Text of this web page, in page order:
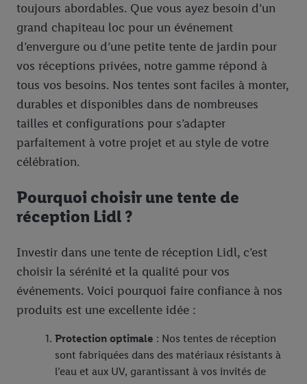
toujours abordables. Que vous ayez besoin d’un
grand chapiteau loc pour un événement
d’envergure ou d’une petite tente de jardin pour
vos réceptions privées, notre gamme répond à
tous vos besoins. Nos tentes sont faciles à monter,
durables et disponibles dans de nombreuses
tailles et configurations pour s’adapter
parfaitement à votre projet et au style de votre
célébration.
Pourquoi choisir une tente de
réception Lidl ?
Investir dans une tente de réception Lidl, c’est
choisir la sérénité et la qualité pour vos
événements. Voici pourquoi faire confiance à nos
produits est une excellente idée :
Protection optimale : Nos tentes de réception
sont fabriquées dans des matériaux résistants à
l’eau et aux UV, garantissant à vos invités de